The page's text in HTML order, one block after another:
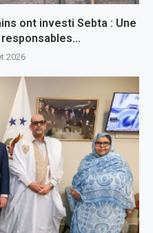
ont investi Sebta : Une
2026